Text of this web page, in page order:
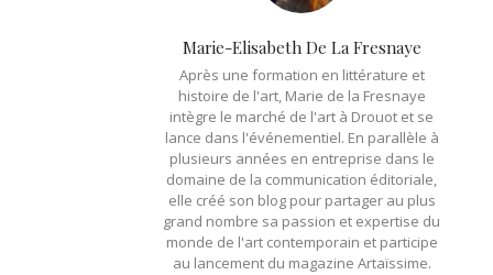
Marie-Elisabeth De La Fresnaye
Après une formation en littérature et
histoire de l'art, Marie de la Fresnaye
intègre le marché de l'art à Drouot et se
lance dans l'événementiel. En parallèle à
plusieurs années en entreprise dans le
domaine de la communication éditoriale,
elle créé son blog pour partager au plus
grand nombre sa passion et expertise du
monde de l'art contemporain et participe
au lancement du magazine Artaïssime.